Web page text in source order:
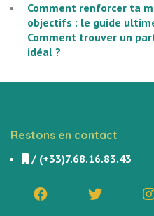
Comment renforcer ta
objectifs : le guide
Comment trouver un
idéal ?
Restons en contact
/ (+33)7.68.16.83.43